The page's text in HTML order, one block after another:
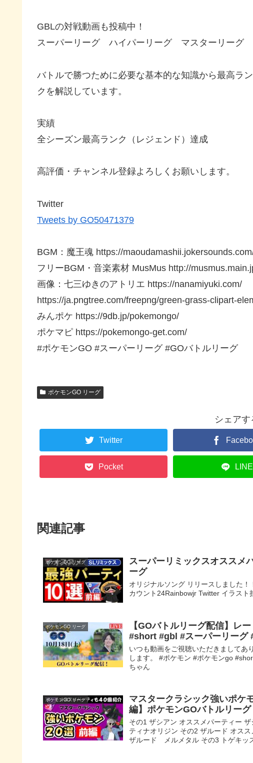
GBLの対戦動画も投稿中！
スーパーリーグ ハイパーリーグ マスターリーグ
バトルで勝つために必要な基本的な知識から最高ラ
クを解説しています。
実績
全シーズン最高ランク（レジェンド）達成
高評価・チャンネル登録よろしくお願いします。
Twitter
Tweets by GO50471379
BGM：魔王魂 https://
フリーBGM・音楽素材 MusMus http://
画像：七三ゆきのアトリエ https://nanamiyuki.com/
https://ja.pngtree.com/freepng/green-grass-clipart-
みんポケ https://9db.jp/pokemongo/
ポケマピ https://pokemongo-get.com/
#ポケモンGO #スーパーリーグ #GOバトルリーグ
ポケモンGO リーグ
シェアす
Twitter
Pocket LINE
関連記事
ポケモンGO リーグ
スーパーリミックスオススメ
ーグ
オリジナルソング リリースしました
カウント24Rainbowjr Twitter イラスト
ポケモンGO リーグ
【GOバトルリーグ配信】レ
#short #gbl #スーパーリーグ
いつも動画をご視聴いただきましてあ
します。 #ポケモン #ポケモンgo
ちゃん
ポケモンGO リーグ
マスタークラシック強いポケ
編】ポケモンGOバトルリーグ
その1 ザシアン オススメパーティ
ティナオリジン その2 ザルード オ
ザルード メルメタル その3 トゲキッ